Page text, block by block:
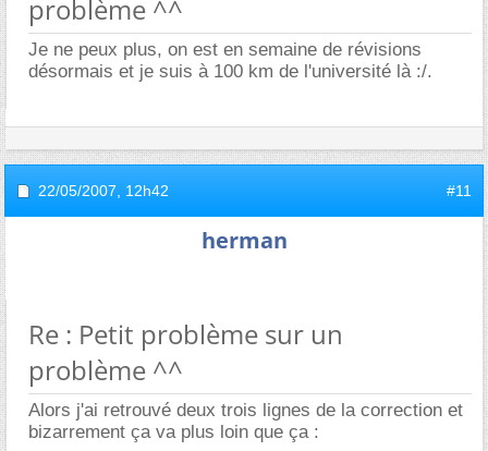
problème ^^
Je ne peux plus, on est en semaine de révisions
désormais et je suis à 100 km de l'université là :/.
22/05/2007, 12h42 #11
herman
Re : Petit problème sur un
problème ^^
Alors j'ai retrouvé deux trois lignes de la correction et
bizarrement ça va plus loin que ça :